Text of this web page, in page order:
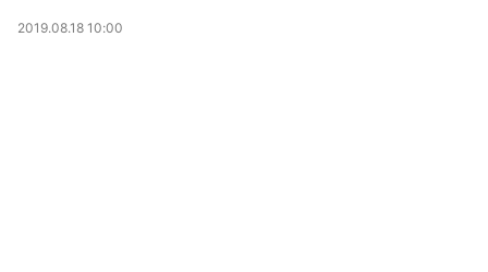
2019.08.18 10:00